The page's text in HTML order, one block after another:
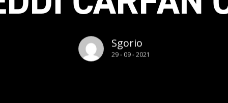
Sgorio
29 - 09 - 2021